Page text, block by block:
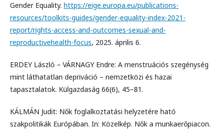
Gender Equality. https://eige.europa.eu/publications-
resources/toolkits-guides/gender-equality-index-2021-
report/rights-access-and-outcomes-sexual-and-
reproductivehealth-focus, 2025. április 6.
ERDEY László – VÁRNAGY Endre: A menstruációs szegénység
mint láthatatlan depriváció – nemzetközi és hazai
tapasztalatok. Külgazdaság 66(6), 45–81.
KÁLMÁN Judit: Nők foglalkoztatási helyzetére ható
szakpolitikák Európában. In: Közelkép. Nők a munkaerőpiacon.